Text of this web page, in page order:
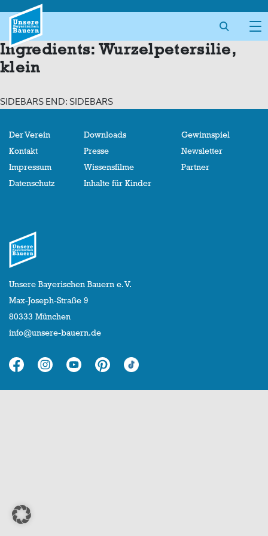
content
Ingredients:Wurzelpetersilie,
klein
SIDEBARS END: SIDEBARS
Der Verein
Kontakt
Impressum
Datenschutz
Downloads
Presse
Wissensfilme
Inhalte für Kinder
Gewinnspiel
Newsletter
Partner
Unsere Bayerischen Bauern e. V.
Max-Joseph-Straße 9
80333 München
info@unsere-bauern.de